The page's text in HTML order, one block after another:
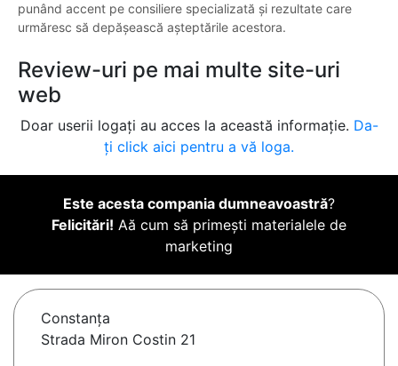
punând accent pe consiliere specializată și rezultate care
urmăresc să depășească așteptările acestora.
Review-uri pe mai multe site-uri
web
Doar userii logați au acces la această informație. Da-
ți click aici pentru a vă loga.
Este acesta compania dumneavoastră?
Felicitări! Aă cum să primești materialele de
marketing
Constanţa
Strada Miron Costin 21